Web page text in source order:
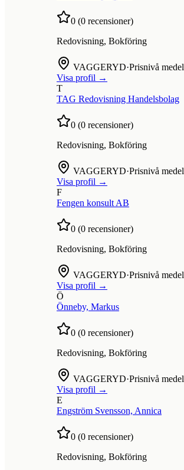
0 (0 recensioner)
Redovisning, Bokföring
VAGGERYD·Prisnivå medel
Visa profil →
T
TAG Redovisning Handelsbolag
0 (0 recensioner)
Redovisning, Bokföring
VAGGERYD·Prisnivå medel
Visa profil →
F
Fengen konsult AB
0 (0 recensioner)
Redovisning, Bokföring
VAGGERYD·Prisnivå medel
Visa profil →
Ö
Önneby, Markus
0 (0 recensioner)
Redovisning, Bokföring
VAGGERYD·Prisnivå medel
Visa profil →
E
Engström Svensson, Annica
0 (0 recensioner)
Redovisning, Bokföring